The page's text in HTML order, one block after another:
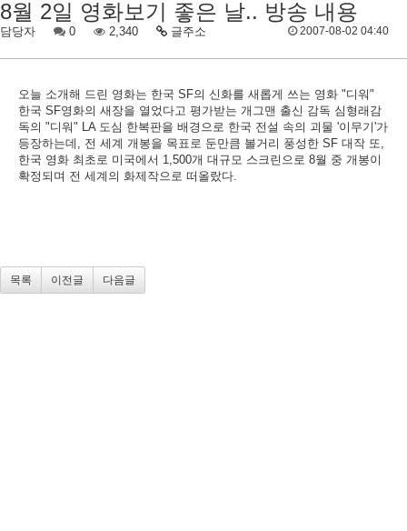
8월 2일 영화보기 좋은 날.. 방송 내용
담당자 0 2,340 글주소 2007-08-02 04:40
오늘 소개해 드린 영화는 한국 SF의 신화를 새롭게 쓰는 영화 "디워"
한국 SF영화의 새장을 열었다고 평가받는 개그맨 출신 감독 심형래감
독의 "디워" LA 도심 한복판을 배경으로 한국 전설 속의 괴물 '이무기'가
등장하는데, 전 세계 개봉을 목표로 둔만큼 볼거리 풍성한 SF 대작 또,
한국 영화 최초로 미국에서 1,500개 대규모 스크린으로 8월 중 개봉이
확정되며 전 세계의 화제작으로 떠올랐다.
목록 이전글 다음글